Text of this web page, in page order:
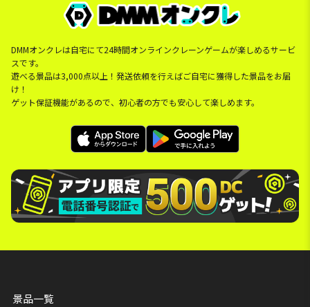
DMMオンクレは自宅にて24時間オンラインクレーンゲームが楽しめるサービ
スです。
遊べる景品は3,000点以上！発送依頼を行えばご自宅に獲得した景品をお届
け！
ゲット保証機能があるので、初心者の方でも安心して楽しめます。
景品一覧